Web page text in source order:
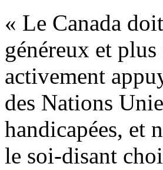
« Le Canada
généreux et
activement
des Nations
handicapées, et
le soi-disant